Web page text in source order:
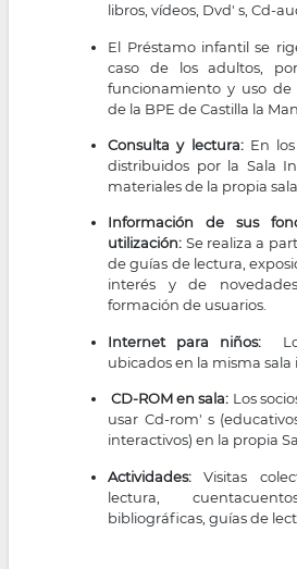
libros, vídeos, Dvd' s, Cd-
El Préstamo infantil se
caso de los adultos,
funcionamiento y uso de
de la BPE de Castilla la
Consulta y lectura: En
distribuidos por la Sala
materiales de la propia sala.
Información de sus
utilización: Se realiza a
de guías de lectura,
interés y de
formación de usuarios.
Internet para niños:
ubicados en la misma sala
CD-ROM en sala: Los
usar Cd-rom' s
interactivos) en la propia
Actividades:Visitas
lectura,
bibliográficas, guías de